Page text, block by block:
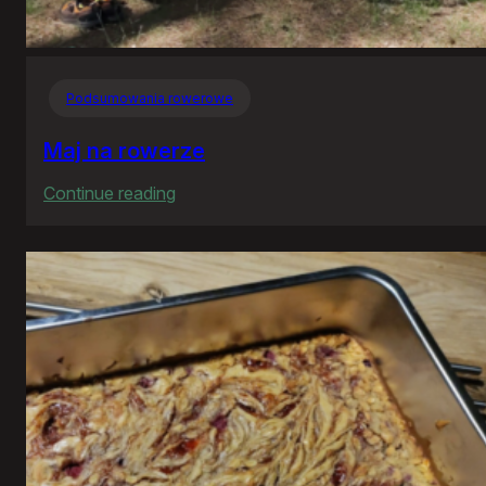
Podsumowania rowerowe
Maj na rowerze
Continue reading
na
rowerze